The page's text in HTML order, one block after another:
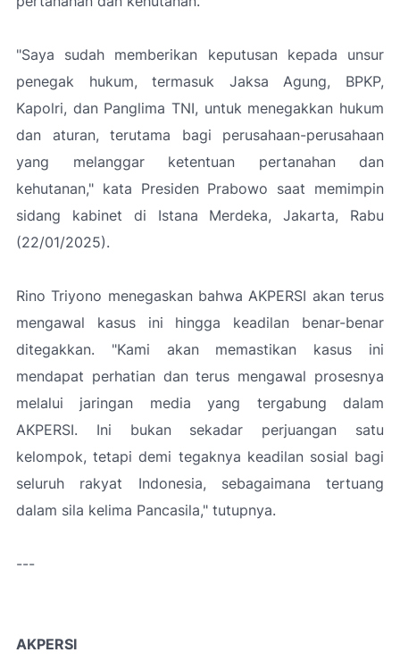
"Saya sudah memberikan keputusan kepada unsur
penegak hukum, termasuk Jaksa Agung, BPKP,
Kapolri, dan Panglima TNI, untuk menegakkan hukum
dan aturan, terutama bagi perusahaan-perusahaan
yang melanggar ketentuan pertanahan dan
kehutanan," kata Presiden Prabowo saat memimpin
sidang kabinet di Istana Merdeka, Jakarta, Rabu
(22/01/2025).
Rino Triyono menegaskan bahwa AKPERSI akan terus
mengawal kasus ini hingga keadilan benar-benar
ditegakkan. "Kami akan memastikan kasus ini
mendapat perhatian dan terus mengawal prosesnya
melalui jaringan media yang tergabung dalam
AKPERSI. Ini bukan sekadar perjuangan satu
kelompok, tetapi demi tegaknya keadilan sosial bagi
seluruh rakyat Indonesia, sebagaimana tertuang
dalam sila kelima Pancasila," tutupnya.
---
AKPERSI